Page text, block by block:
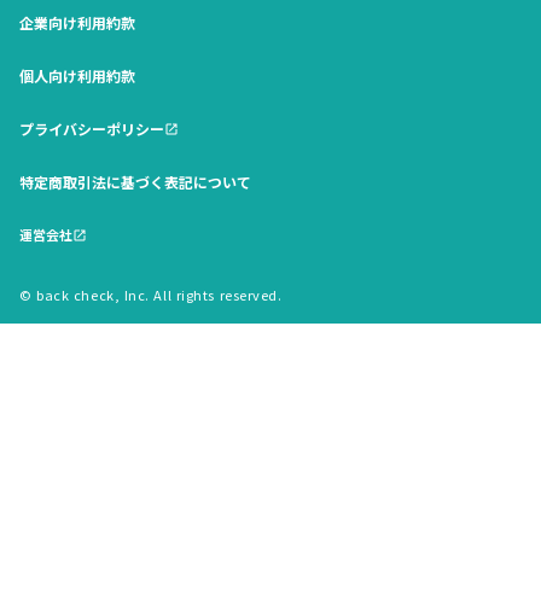
企業向け利用約款
個人向け利用約款
プライバシーポリシーopen_in_new
特定商取引法に基づく表記について
運営会社open_in_new
© back check, Inc. All rights reserved.